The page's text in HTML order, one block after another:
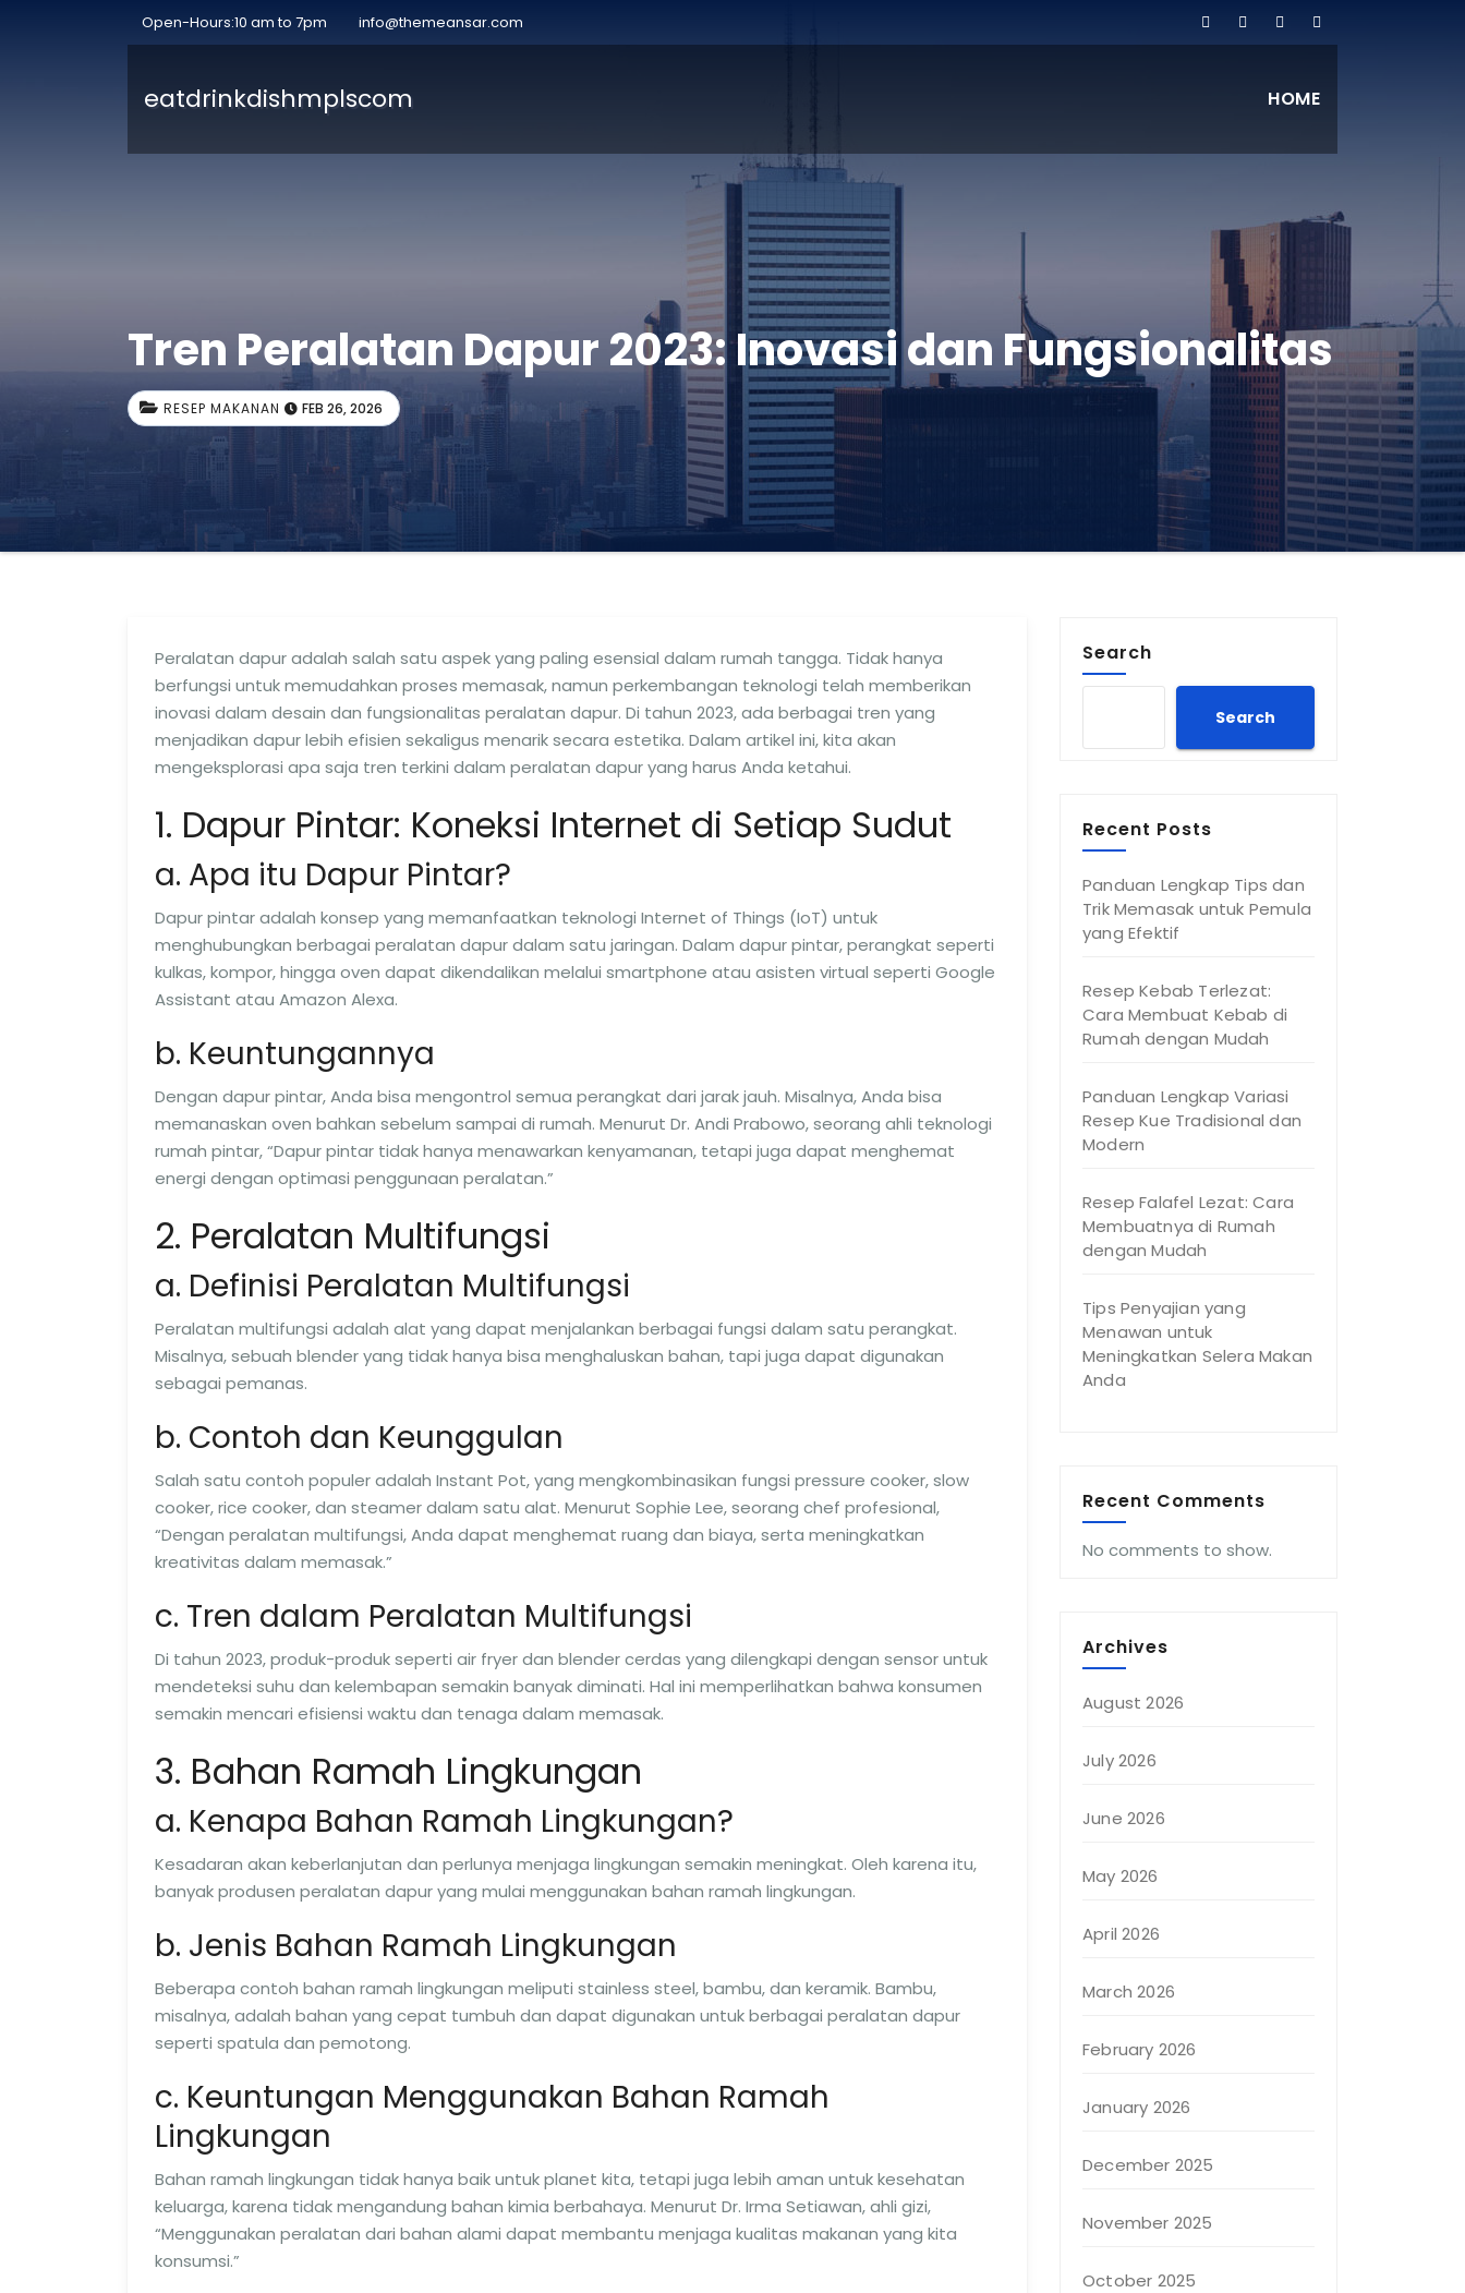
Open-Hours:10 am to 7pm info@themeansar.com
eatdrinkdishmplscom HOME
Tren Peralatan Dapur 2023: Inovasi dan Fungsionalitas
RESEP MAKANAN FEB 26, 2026
Peralatan dapur adalah salah satu aspek yang paling esensial dalam rumah tangga. Tidak hanya
berfungsi untuk memudahkan proses memasak, namun perkembangan teknologi telah memberikan
inovasi dalam desain dan fungsionalitas peralatan dapur. Di tahun 2023, ada berbagai tren yang
menjadikan dapur lebih efisien sekaligus menarik secara estetika. Dalam artikel ini, kita akan
mengeksplorasi apa saja tren terkini dalam peralatan dapur yang harus Anda ketahui.
1. Dapur Pintar: Koneksi Internet di Setiap Sudut
a. Apa itu Dapur Pintar?
Dapur pintar adalah konsep yang memanfaatkan teknologi Internet of Things (IoT) untuk
menghubungkan berbagai peralatan dapur dalam satu jaringan. Dalam dapur pintar, perangkat seperti
kulkas, kompor, hingga oven dapat dikendalikan melalui smartphone atau asisten virtual seperti Google
Assistant atau Amazon Alexa.
b. Keuntungannya
Dengan dapur pintar, Anda bisa mengontrol semua perangkat dari jarak jauh. Misalnya, Anda bisa
memanaskan oven bahkan sebelum sampai di rumah. Menurut Dr. Andi Prabowo, seorang ahli teknologi
rumah pintar, “Dapur pintar tidak hanya menawarkan kenyamanan, tetapi juga dapat menghemat
energi dengan optimasi penggunaan peralatan.”
2. Peralatan Multifungsi
a. Definisi Peralatan Multifungsi
Peralatan multifungsi adalah alat yang dapat menjalankan berbagai fungsi dalam satu perangkat.
Misalnya, sebuah blender yang tidak hanya bisa menghaluskan bahan, tapi juga dapat digunakan
sebagai pemanas.
b. Contoh dan Keunggulan
Salah satu contoh populer adalah Instant Pot, yang mengkombinasikan fungsi pressure cooker, slow
cooker, rice cooker, dan steamer dalam satu alat. Menurut Sophie Lee, seorang chef profesional,
“Dengan peralatan multifungsi, Anda dapat menghemat ruang dan biaya, serta meningkatkan
kreativitas dalam memasak.”
c. Tren dalam Peralatan Multifungsi
Di tahun 2023, produk-produk seperti air fryer dan blender cerdas yang dilengkapi dengan sensor untuk
mendeteksi suhu dan kelembapan semakin banyak diminati. Hal ini memperlihatkan bahwa konsumen
semakin mencari efisiensi waktu dan tenaga dalam memasak.
3. Bahan Ramah Lingkungan
a. Kenapa Bahan Ramah Lingkungan?
Kesadaran akan keberlanjutan dan perlunya menjaga lingkungan semakin meningkat. Oleh karena itu,
banyak produsen peralatan dapur yang mulai menggunakan bahan ramah lingkungan.
b. Jenis Bahan Ramah Lingkungan
Beberapa contoh bahan ramah lingkungan meliputi stainless steel, bambu, dan keramik. Bambu,
misalnya, adalah bahan yang cepat tumbuh dan dapat digunakan untuk berbagai peralatan dapur
seperti spatula dan pemotong.
c. Keuntungan Menggunakan Bahan Ramah
Lingkungan
Bahan ramah lingkungan tidak hanya baik untuk planet kita, tetapi juga lebih aman untuk kesehatan
keluarga, karena tidak mengandung bahan kimia berbahaya. Menurut Dr. Irma Setiawan, ahli gizi,
“Menggunakan peralatan dari bahan alami dapat membantu menjaga kualitas makanan yang kita
konsumsi.”
Search
Search
Recent Posts
Panduan Lengkap Tips dan
Trik Memasak untuk Pemula
yang Efektif
Resep Kebab Terlezat:
Cara Membuat Kebab di
Rumah dengan Mudah
Panduan Lengkap Variasi
Resep Kue Tradisional dan
Modern
Resep Falafel Lezat: Cara
Membuatnya di Rumah
dengan Mudah
Tips Penyajian yang
Menawan untuk
Meningkatkan Selera Makan
Anda
Recent Comments
No comments to show.
Archives
August 2026
July 2026
June 2026
May 2026
April 2026
March 2026
February 2026
January 2026
December 2025
November 2025
October 2025